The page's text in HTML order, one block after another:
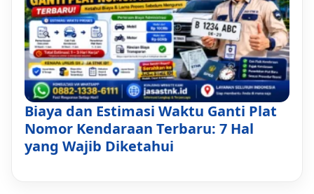
Biaya dan Estimasi Waktu Ganti Plat
Nomor Kendaraan Terbaru: 7 Hal
yang Wajib Diketahui